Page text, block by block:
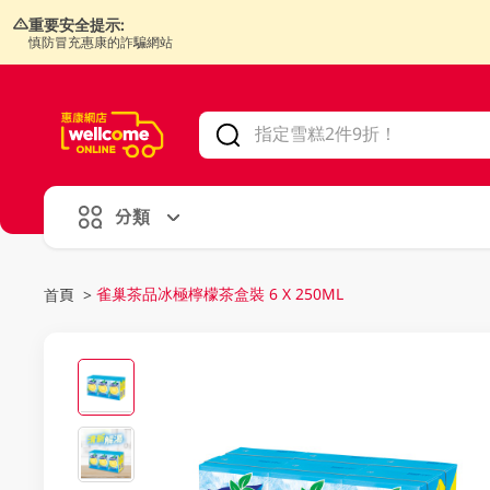
重要安全提示:
慎防冒充惠康的詐騙網站
分類
首頁 > 雀巢茶品冰極檸檬茶盒裝 6 X 250ML